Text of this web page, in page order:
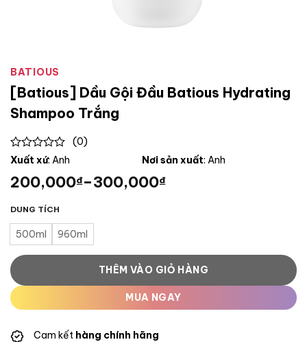
BATIOUS
[Batious] Dầu Gội Đầu Batious Hydrating
Shampoo Trắng
0
of
5
(0)
Xuất xứ: Anh Nơi sản xuất: Anh
200,000₫–300,000₫
DUNG TÍCH
500ml 960ml
THÊM VÀO GIỎ HÀNG
MUA NGAY
Cam kết hàng chính hãng